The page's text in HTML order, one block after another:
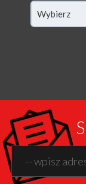
filter[year]
Wybierz